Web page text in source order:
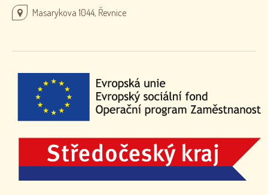
Masarykova 1044, Řevnice